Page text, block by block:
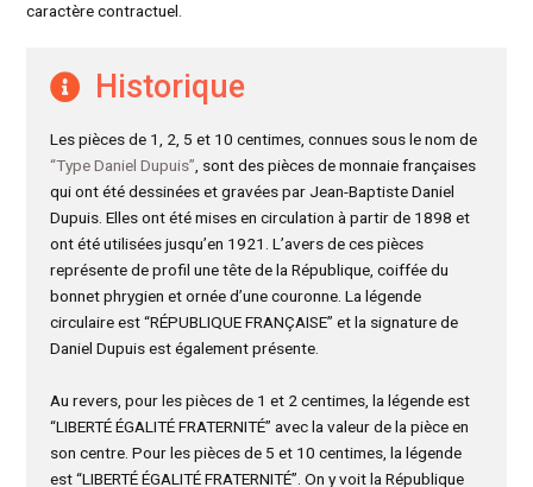
caractère contractuel.
Historique
Les pièces de 1, 2, 5 et 10 centimes, connues sous le nom de
“Type Daniel Dupuis” , sont des pièces de monnaie françaises
qui ont été dessinées et gravées par Jean-Baptiste Daniel
Dupuis. Elles ont été mises en circulation à partir de 1898 et
ont été utilisées jusqu’en 1921. L’avers de ces pièces
représente de profil une tête de la République, coiffée du
bonnet phrygien et ornée d’une couronne. La légende
circulaire est “RÉPUBLIQUE FRANÇAISE” et la signature de
Daniel Dupuis est également présente.
Au revers, pour les pièces de 1 et 2 centimes, la légende est
“LIBERTÉ ÉGALITÉ FRATERNITÉ” avec la valeur de la pièce en
son centre. Pour les pièces de 5 et 10 centimes, la légende
est “LIBERTÉ ÉGALITÉ FRATERNITÉ”. On y voit la République